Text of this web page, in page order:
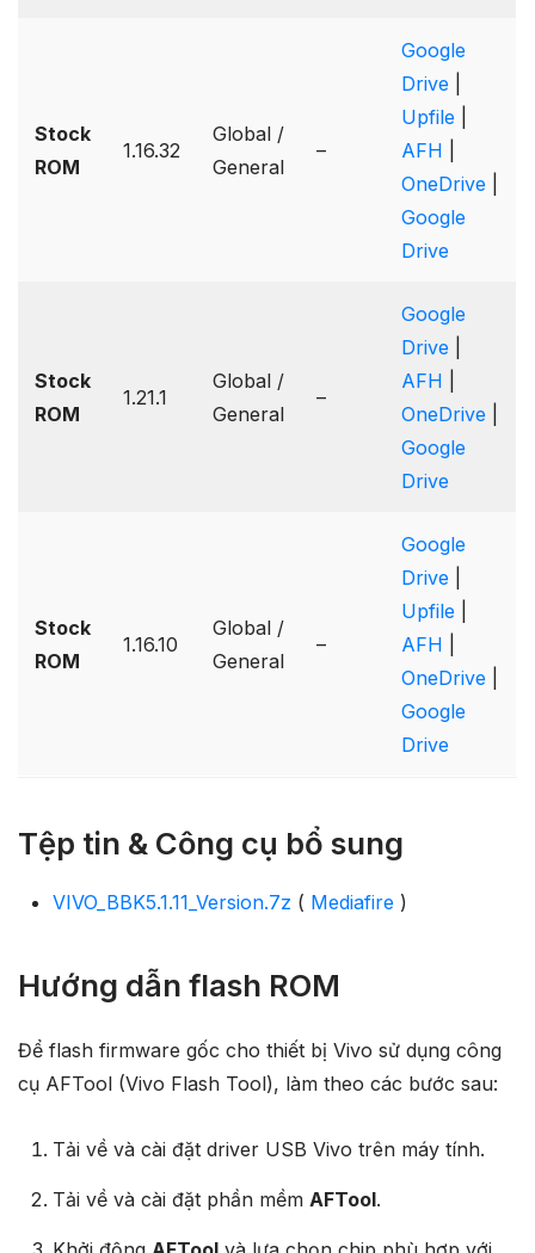
Stock
ROM
1.16.32
Global /
General
–
Google
Drive|
Upfile|
AFH
OneDrive|
Google
Drive
Stock
ROM
1.21.1
Global /
General
–
Google
Drive
AFH
OneDrive
Google
Drive
Stock
ROM
1.16.10
Global /
General
–
Google
Drive|
Upfile|
AFH
OneDrive|
Google
Drive
Tệp tin & Công cụ bổ sung
VIVO_BBK5.1.11_Version.7z ( Mediafire)
Hướng dẫn flash ROM
Để flash firmware gốc cho thiết bị Vivo sử dụng công
cụ AFTool (Vivo Flash Tool), làm theo các bước sau:
Tải về và cài đặt driver USB Vivo trên máy tính.
Tải về và cài đặt phần mềm AFTool.